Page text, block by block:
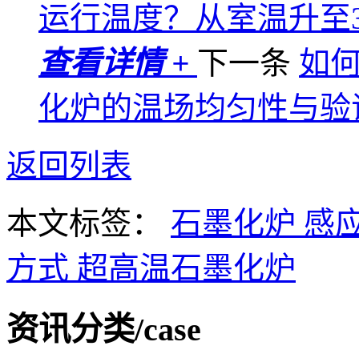
运行温度？从室温升至
查看详情 + 下一条 如
化炉的温场均匀性与
返回列表
本文标签： 石墨化炉 感
方式 超高温石墨化炉
资讯分类/case